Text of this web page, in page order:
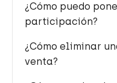
¿Cómo puedo
participación?
¿Cómo eliminar
venta?